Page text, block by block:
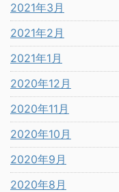
2021年3月
2021年2月
2021年1月
2020年12月
2020年11月
2020年10月
2020年9月
2020年8月